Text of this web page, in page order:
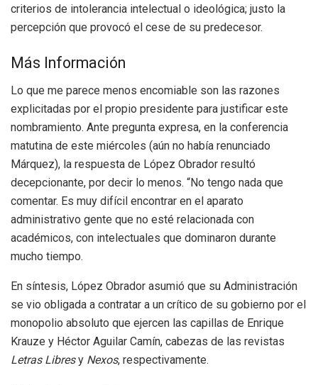
criterios de intolerancia intelectual o ideológica; justo la
percepción que provocó el cese de su predecesor.
Más Información
Lo que me parece menos encomiable son las razones
explicitadas por el propio presidente para justificar este
nombramiento. Ante pregunta expresa, en la conferencia
matutina de este miércoles (aún no había renunciado
Márquez), la respuesta de López Obrador resultó
decepcionante, por decir lo menos. “No tengo nada que
comentar. Es muy difícil encontrar en el aparato
administrativo gente que no esté relacionada con
académicos, con intelectuales que dominaron durante
mucho tiempo.
En síntesis, López Obrador asumió que su Administración
se vio obligada a contratar a un crítico de su gobierno por el
monopolio absoluto que ejercen las capillas de Enrique
Krauze y Héctor Aguilar Camín, cabezas de las revistas
Letras Libresy Nexos, respectivamente.